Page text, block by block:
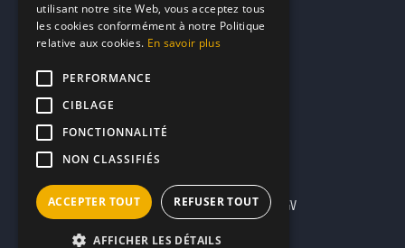
Contacts
marketing@reserverunbar.fr
11 rue Maurice Grandcoing
94200 Ivry-sur-Seine
Mentions légales CGU CGV
utilisant notre site Web, vous acceptez tous
les cookies conformément à notre Politique
relative aux cookies. En savoir plus
PERFORMANCE
CIBLAGE
FONCTIONNALITÉ
NON CLASSIFIÉS
ACCEPTER TOUT REFUSER TOUT
AFFICHER LES DÉTAILS